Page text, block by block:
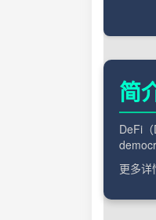
简
DeFi
更多详